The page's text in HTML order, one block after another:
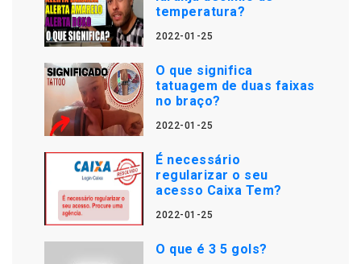
temperatura?
2022-01-25
O que significa
tatuagem de duas faixas
no braço?
2022-01-25
É necessário
regularizar o seu
acesso Caixa Tem?
2022-01-25
O que é 3 5 gols?